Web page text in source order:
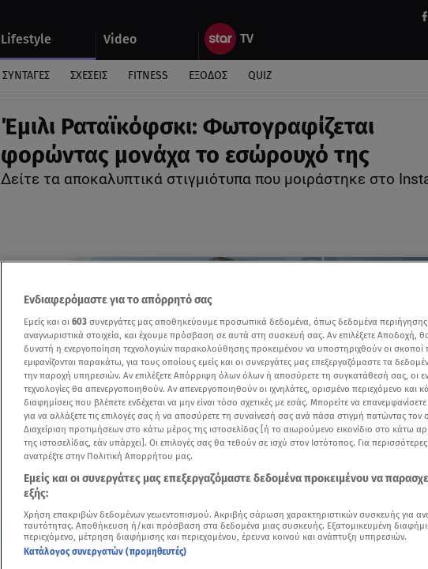
Lifestyle Video
ΣΥΝΤΑΓΕΣ ΣΧΕΣΕΙΣ FITNESS ΕΞΟΔΟΣ QUIZ
Έμιλι Ραταϊκόφσκι: Φωτογραφίζεται
φορώντας μονάχα το εσώρουχό της
Δείτε τα αποκαλυπτικά στιγμιότυπα που μοιράστηκε στο
Δείτε περισσότερα άρθρα μας στην αναζήτηση σας
Ενδιαφερόμαστε για το απόρρητό σας
Εμείς και οι 603 συνεργάτες μας αποθηκεύουμε προσωπικά δεδομένα, όπως δεδομένα
αναγνωριστικά στοιχεία, και έχουμε πρόσβαση σε αυτά στη συσκευή σας. Αν επιλέξετε Αποδοχή,
δυνατή η ενεργοποίηση τεχνολογιών παρακολούθησης προκειμένου να υποστηριχθούν οι σκοποί
εμφανίζονται παρακάτω, για τους οποίους εμείς και οι συνεργάτες μας επεξεργαζόμαστε τα
την παροχή υπηρεσιών. Αν επιλέξετε Απόρριψη όλων όλων ή αποσύρετε τη συγκατάθεσή σας, οι
τεχνολογίες θα απενεργοποιηθούν. Αν απενεργοποιηθούν οι ιχνηλάτες, ορισμένο περιεχόμενο και
διαφημίσεις που βλέπετε ενδέχεται να μην είναι τόσο σχετικές με εσάς. Μπορείτε να
για να αλλάξετε τις επιλογές σας ή να αποσύρετε τη συναίνεσή σας ανά πάσα στιγμή πατώντας τον
Διαχείριση προτιμήσεων στο κάτω μέρος της ιστοσελίδας [ή το αιωρούμενο εικονίδιο στο κάτω
της ιστοσελίδας, εάν υπάρχει]. Οι επιλογές σας θα τεθούν σε ισχύ στον Ιστότοπος. Για
ανατρέξτε στην Πολιτική Απορρήτου μας.
Εμείς και οι συνεργάτες μας επεξεργαζόμαστε δεδομένα προκειμένου να
εξής:
Χρήση επακριβών δεδομένων γεωεντοπισμού. Ακριβής σάρωση χαρακτηριστικών συσκευής για
ταυτότητας. Αποθήκευση ή/και πρόσβαση στα δεδομένα μιας συσκευής. Εξατομικευμένη
περιεχόμενο, μέτρηση διαφήμισης και περιεχομένου, έρευνα κοινού και ανάπτυξη υπηρεσιών.
Κατάλογος συνεργατών (προμηθευτές)